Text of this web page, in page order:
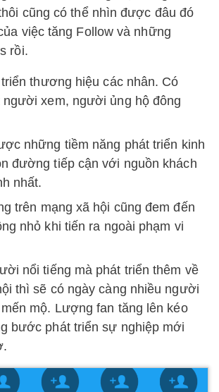
cũng có thể nhìn được đâu đó
việc tăng Follow và những
rồi.
thương hiệu các nhân. Có
xem, người ủng hộ đông
những tiềm năng phát triển kinh
đường tiếp cận với nguồn khách
nhất.
trên mạng xã hội cũng đem đến
nhỏ khi tiến ra ngoài phạm vi
nổi tiếng mà phát triển thêm về
thì sẽ có ngày càng nhiều người
mộ. Lượng fan tăng lên kéo
bước phát triển sự nghiệp mới